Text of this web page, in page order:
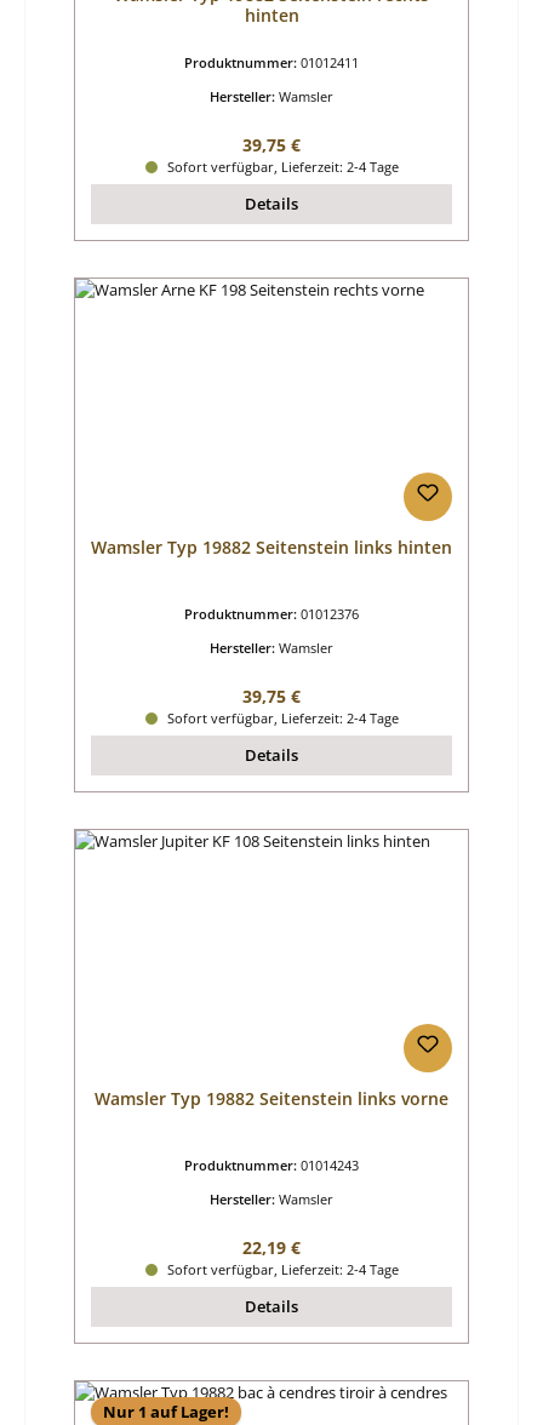
hinten
Produktnummer: 01012411
Hersteller: Wamsler
Regulärer Preis:
39,75 €
Sofort verfügbar, Lieferzeit: 2-4 Tage
Details
Wamsler Typ 19882 Seitenstein links hinten
Produktnummer: 01012376
Hersteller: Wamsler
Regulärer Preis:
39,75 €
Sofort verfügbar, Lieferzeit: 2-4 Tage
Details
Wamsler Typ 19882 Seitenstein links vorne
Produktnummer: 01014243
Hersteller: Wamsler
Regulärer Preis:
22,19 €
Sofort verfügbar, Lieferzeit: 2-4 Tage
Details
Nur 1 auf Lager!